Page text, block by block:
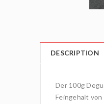
DESCRIPTION
Der 100g
Feingehalt